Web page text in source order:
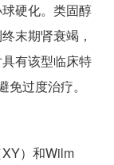
硬化。类固醇
末期肾衰竭，
有该型临床特
过度治疗。
）和Wilm